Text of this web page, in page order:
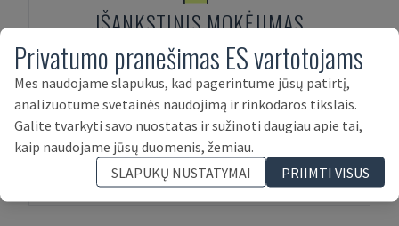
IŠANKSTINIS MOKĖJIMAS
TURTO FINANSAVIMAS
Privatumo pranešimas ES vartotojams
Mes naudojame slapukus, kad pagerintume jūsų patirtį,
analizuotume svetainės naudojimą ir rinkodaros tikslais.
Galite tvarkyti savo nuostatas ir sužinoti daugiau apie tai,
kaip naudojame jūsų duomenis, žemiau.
SLAPUKŲ NUSTATYMAI
PRIIMTI VISUS